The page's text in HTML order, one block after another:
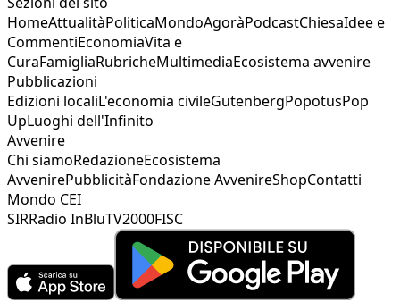
HomeAttualitàPoliticaMondoAgoràPodcastChiesaIdee e
CommentiEconomiaVita e
CuraFamigliaRubricheMultimediaEcosistema avvenire
Pubblicazioni
Edizioni localiL'economia civileGutenbergPopotusPop
UpLuoghi dell'Infinito
Avvenire
Chi siamoRedazioneEcosistema
AvvenirePubblicitàFondazione AvvenireShopContatti
Mondo CEI
SIRRadio InBluTV2000FISC